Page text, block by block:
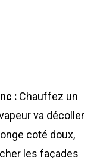
: Chauffez un
va décoller
coté doux,
les façades